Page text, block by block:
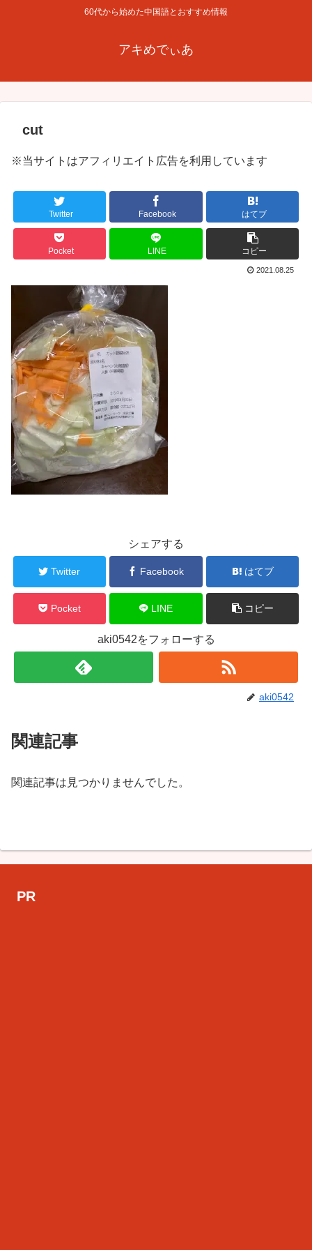
60代から始めた中国語とおすすめ情報
アキめでぃあ
cut
※当サイトはアフィリエイト広告を利用しています
Twitter Facebook はてブ
Pocket LINE コピー
2021.08.25
シェアする
Twitter Facebook はてブ
Pocket LINE コピー
aki0542をフォローする
aki0542
関連記事
関連記事は見つかりませんでした。
PR